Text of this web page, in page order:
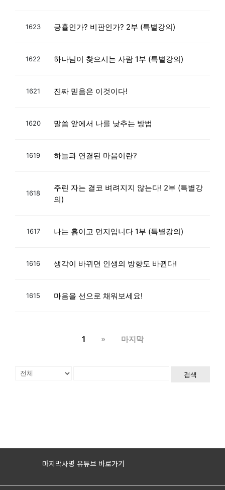
1623 긍휼인가? 비판인가? 2부 (특별강의)
1622 하나님이 찾으시는 사람 1부 (특별강의)
1621 진짜 믿음은 이것이다!
1620 말씀 앞에서 나를 낮추는 방법
1619 하늘과 연결된 마음이란?
1618
주린 자는 결코 벼려지지 않는다! 2부 (특별강
의)
1617 나는 흙이고 먼지입니다 1부 (특별강의)
1616 생각이 바뀌면 인생의 방향도 바뀐다!
1615 마음을 선으로 채워보세요!
1 » 마지막
검색
마지막사명 유튜브 바로가기